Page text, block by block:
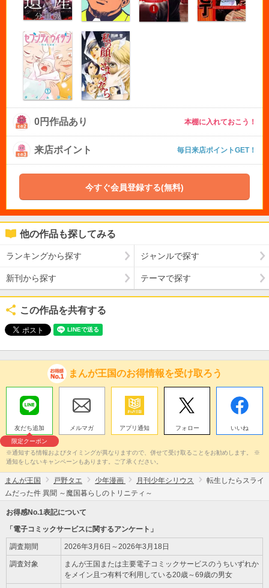
0円作品あり 本棚に入れておこう！
来店ポイント 毎日来店ポイントGET！
今すぐ会員登録する(無料)
他の作品も探してみる
ランキングから探す ジャンルで探す
新刊から探す テーマで探す
この作品を共有する
まんが王国のお得情報を受け取ろう
友だち追加
限定クーポン
メルマガ アプリ通知 フォロー いいね
※通知する情報およびタイミングが異なりますので、併せて受け取ることをお勧めします。 ※
通知をしないキャンペーンもあります。ご了承ください。
まんが王国 戸野タエ 少年漫画 月刊少年シリウス
転生したらスライ
ムだった件 異聞 ～魔国暮らしのトリニティ～
お得感No.1表記について
「電子コミックサービスに関するアンケート」
調査期間 2026年3月6日～2026年3月18日
調査対象
まんが王国または主要電子コミックサービスのうちいずれか
をメイン且つ有料で利用している20歳～69歳の男女